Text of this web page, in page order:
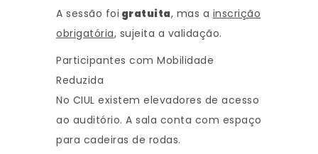
A sessão foi gratuita, mas a inscrição
obrigatória, sujeita a validação.
Participantes com Mobilidade
Reduzida
No CIUL existem elevadores de acesso
ao auditório. A sala conta com espaço
para cadeiras de rodas.